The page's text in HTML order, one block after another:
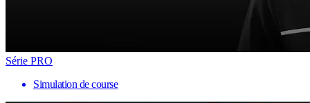
Série PRO
Simulation de course